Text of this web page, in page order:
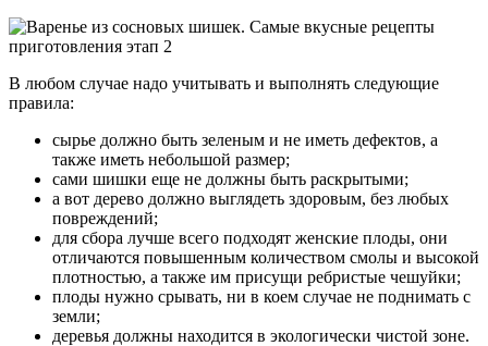
В любом случае надо учитывать и выполнять следующие
правила:
сырье должно быть зеленым и не иметь дефектов, а
также иметь небольшой размер;
сами шишки еще не должны быть раскрытыми;
а вот дерево должно выглядеть здоровым, без любых
повреждений;
для сбора лучше всего подходят женские плоды, они
отличаются повышенным количеством смолы и высокой
плотностью, а также им присущи ребристые чешуйки;
плоды нужно срывать, ни в коем случае не поднимать с
земли;
деревья должны находится в экологически чистой зоне.